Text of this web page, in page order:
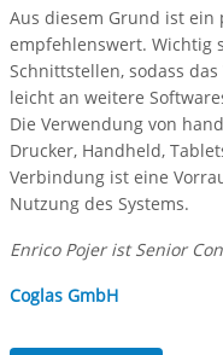
Aus diesem Grund ist
empfehlenswert. Wichtig
Schnittstellen, sodass
leicht an weitere
Die Verwendung von
Drucker, Handheld,
Verbindung ist eine
Nutzung des Systems.
Enrico Pojer ist Senior
Coglas GmbH